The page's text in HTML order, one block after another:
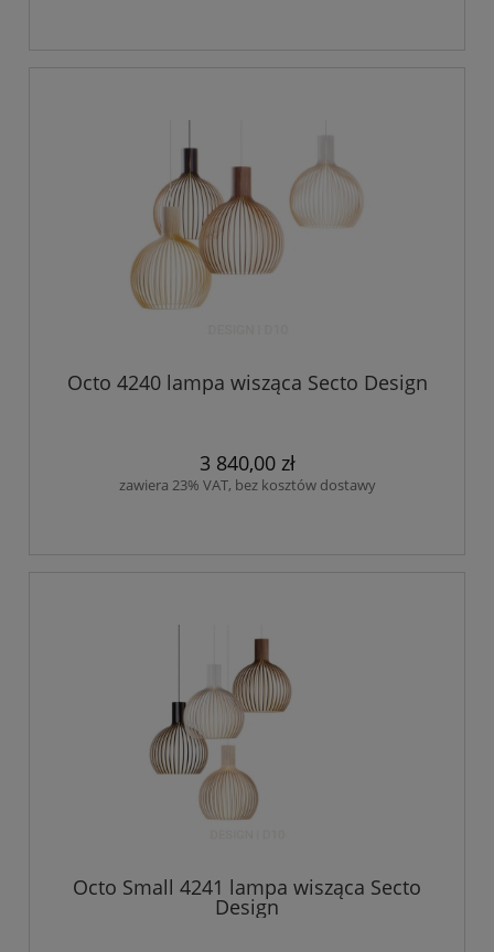
Octo 4240 lampa wisząca Secto Design
3 840,00 zł
zawiera 23% VAT, bez kosztów dostawy
Octo Small 4241 lampa wisząca Secto
Design